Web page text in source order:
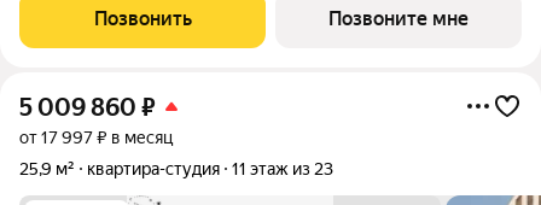
Жилой квартал «Бережно» это проект класса Бизнес,
созданный с уважением к городу и
Позвонить Позвоните мне
5 009 860 ₽
от 17 997 ₽ в месяц
25,9 м²
квартира-студия 11 этаж из 23